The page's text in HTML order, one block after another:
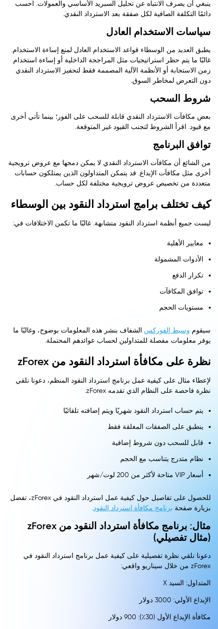
ينبغي أن يصرف الانتباه عن تحليل السبريد الأساسي والعمولات. احسب
دائمًا التكلفة الصافية لكل صفقة بعد الاسترداد النقدي.
سياسات الاستخدام العادل
يطبق العديد من الوسطاء قواعد الاستخدام العادل لمنع إساءة الاستخدام.
غالبًا ما يتم حظر استراتيجيات مثل المراجحة الداخلية أو إساءة استخدام
زمن الاستجابة أو الأنظمة الآلية المصممة فقط لتحفيز الاسترداد النقدي
دون التعرض لمخاطر السوق.
شروط السحب
بعض مكافآت الاسترداد النقدي قابلة للسحب على الفور؛ بينما تأتي أخرى
مع قيود. اقرأ الشروط لتجنب القيود غير المتوقعة.
توافق البرنامج
من الشائع أن مكافآت الاسترداد النقدي لا يمكن دمجها مع عروض ترويجية
أخرى مثل مكافآت الإيداع. قد يتمكن المتداولون الذين يمتلكون حسابات
متعددة من تخصيص عروض ترويجية مختلفة لكل حساب.
كيف تختلف برامج استرداد النقود بين الوسطاء
ليست جميع أنظمة استرداد النقود متشابهة. غالبًا ما تكمن الاختلافات في:
معايير الأهلية
الأدوات المشمولة
تكرار الدفع
توافق المكافآت
مستويات الحجم
سيقوم وسيط الفوركس الشفاف بنشر هذه المعلومات بوضوح، وغالبًا ما
يوفر معلومات مفصلة للمتداولين لحساب عوائدهم المحتملة.
نظرة على مكافأة استرداد النقود من zForex
لإعطاء مثال على كيفية عمل برنامج استرداد النقود المنظم، دعونا نلقي
نظرة فاحصة على النظام الذي تقدمه zForex.
يتم حساب استرداد النقود شهريًا ويتم إضافته تلقائيًا
ينطبق على الصفقات المغلقة فقط
قابل للسحب دون شروط إضافية
نظام متدرج يتناسب مع الحجم
أسعار VIP متاحة لأكثر من 200 لوت/شهر
للحصول على تفاصيل حول كيفية عمل استرداد النقود في zForex، تفضل
بزيارة صفحة برنامج مكافأة استرداد النقود.
مثال: برنامج مكافأة استرداد النقود من zForex
(مثال تفصيلي)
دعونا نلقي نظرة تفصيلية على كيفية عمل برنامج استرداد النقود في
zForex من خلال سيناريو واقعي:
المتداول: السيد X
الإيداع الأولي: 3000 دولار
مكافأة الإيداع الأول (30٪): 900 دولار